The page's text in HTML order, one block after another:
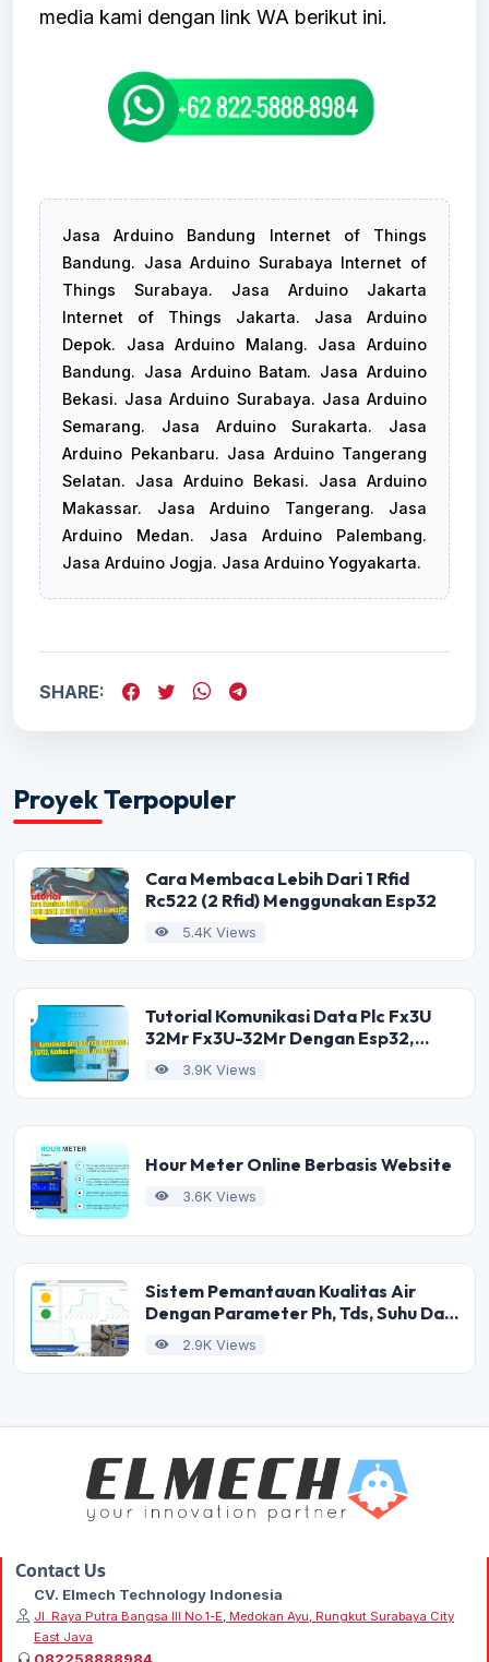
media kami dengan link WA berikut ini.
Jasa Arduino Bandung Internet of Things
Bandung. Jasa Arduino Surabaya Internet of
Things Surabaya. Jasa Arduino Jakarta
Internet of Things Jakarta. Jasa Arduino
Depok. Jasa Arduino Malang. Jasa Arduino
Bandung. Jasa Arduino Batam. Jasa Arduino
Bekasi. Jasa Arduino Surabaya. Jasa Arduino
Semarang. Jasa Arduino Surakarta. Jasa
Arduino Pekanbaru. Jasa Arduino Tangerang
Selatan. Jasa Arduino Bekasi. Jasa Arduino
Makassar. Jasa Arduino Tangerang. Jasa
Arduino Medan. Jasa Arduino Palembang.
Jasa Arduino Jogja. Jasa Arduino Yogyakarta.
SHARE:
Proyek Terpopuler
Cara Membaca Lebih Dari 1 Rfid
Rc522 (2 Rfid) Menggunakan Esp32
5.4K Views
Tutorial Komunikasi Data Plc Fx3U
32Mr Fx3U-32Mr Dengan Esp32,
Modbus Protocol, Dan Mqtt
3.9K Views
Hour Meter Online Berbasis Website
3.6K Views
Sistem Pemantauan Kualitas Air
Dengan Parameter Ph, Tds, Suhu Dan
Internet Of Things
2.9K Views
Contact Us
CV. Elmech Technology Indonesia
Jl. Raya Putra Bangsa III No.1-E, Medokan Ayu, Rungkut Surabaya City
East Java